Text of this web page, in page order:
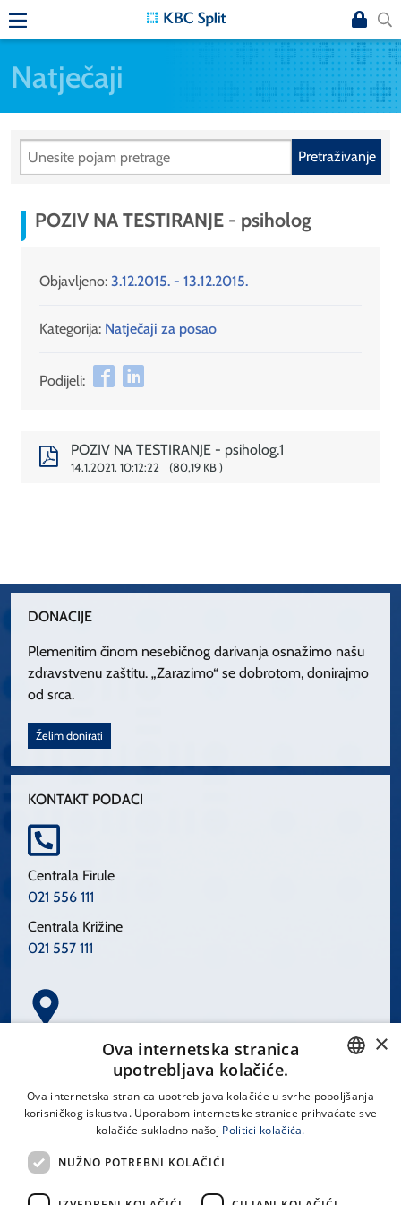
Natječaji
Pretraživanje
POZIV NA TESTIRANJE - psiholog
Objavljeno: 3.12.2015. - 13.12.2015.
Kategorija: Natječaji za posao
Podijeli:
POZIV NA TESTIRANJE - psiholog.1
14.1.2021. 10:12:22 80,19 KB
DONACIJE
Plemenitim činom nesebičnog darivanja osnažimo našu
zdravstvenu zaštitu. „Zarazimo“ se dobrotom, donirajmo
od srca.
Želim donirati
KONTAKT PODACI
Centrala Firule
021 556 111
Centrala Križine
021 557 111
Spinčićeva 1, 21000 Split
CROATIAN
×
Ova internetska stranica
upotrebljava kolačiće.
Ova internetska stranica upotrebljava kolačiće u svrhe poboljšanja
korisničkog iskustva. Uporabom internetske stranice prihvaćate sve
kolačiće sukladno našoj Politici kolačića.
NUŽNO POTREBNI KOLAČIĆI